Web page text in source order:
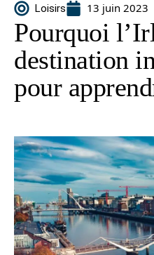
Loisirs 13 juin 2023
Pourquoi
destination
pour